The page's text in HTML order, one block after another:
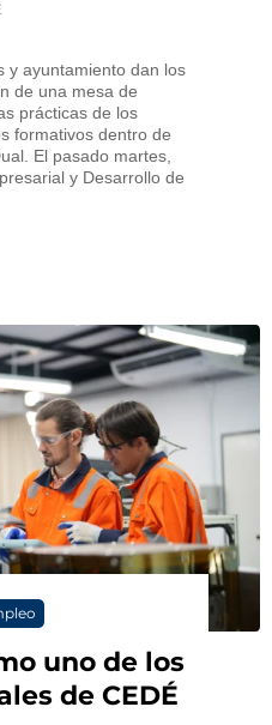
y ayuntamiento dan los
de una mesa de
prácticas de los
formativos dentro de
El pasado martes,
y Desarrollo de
uno de los
de CEDÉ